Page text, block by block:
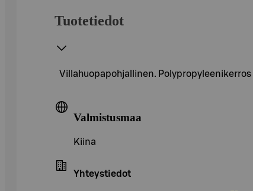
Tuotetiedot
Villahuopapohjallinen.
Valmistusmaa
Kiina
Yhteystiedot